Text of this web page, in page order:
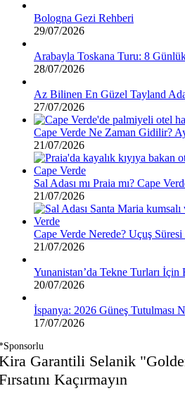
Bologna Gezi Rehberi
29/07/2026
Arabayla Toskana Turu: 8
28/07/2026
Az Bilinen En Güzel Tayland
27/07/2026
Cape Verde Ne Zaman Gidilir?
21/07/2026
Sal Adası mı Praia mı? Cape
21/07/2026
Cape Verde Nerede? Uçuş
21/07/2026
Yunanistan’da Tekne Turları İçin
20/07/2026
İspanya: 2026 Güneş Tutulması
17/07/2026
Garantili Selanik
Kaçırmayın